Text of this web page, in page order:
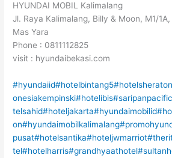
HYUNDAI MOBIL Kalimalang
Jl. Raya Kalimalang, Billy & Moon, M1/
Mas Yara
Phone : 0811112825
visit : hyundaibekasi.com
#hyundaiid#hotelbintang5
onesiakempinski#hotelibis
telsahid#hoteljakarta#hyundaimobilid
on#hyundaimobilkalimalang
pusat#hotelsantika#hoteljwmarriot
tel#hotelharris#grandhyaathotel